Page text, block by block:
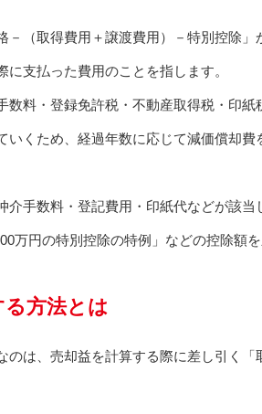
（取得費用＋譲渡費用）－特別控除」
支払った費用のことを指します。
料・登録免許税・不動産取得税・印紙
くため、経過年数に応じて減価償却
手数料・登記費用・印紙代などが該当
万円の特別控除の特例」などの控除額
方法とは
は、売却益を計算する際に差し引く「